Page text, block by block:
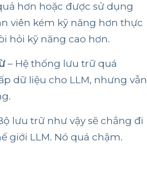
hơn hoặc được sử dụng
viên kém kỹ năng hơn thực
hỏi kỹ năng cao hơn.
– Hệ thống lưu trữ quá
dữ liệu cho LLM, nhưng vẫn
lưu trữ như vậy sẽ chẳng đi
giới LLM. Nó quá chậm.